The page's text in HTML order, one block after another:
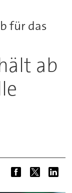
für das
ab